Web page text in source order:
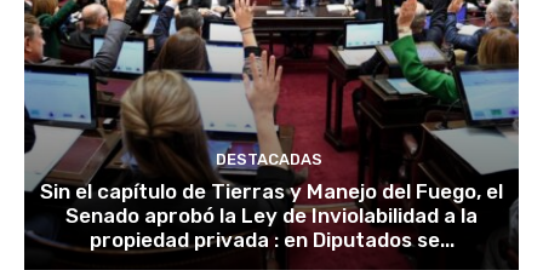
DESTACADAS
Sin el capítulo de Tierras y Manejo del Fuego, el
Senado aprobó la Ley de Inviolabilidad a la
propiedad privada : en Diputados se...